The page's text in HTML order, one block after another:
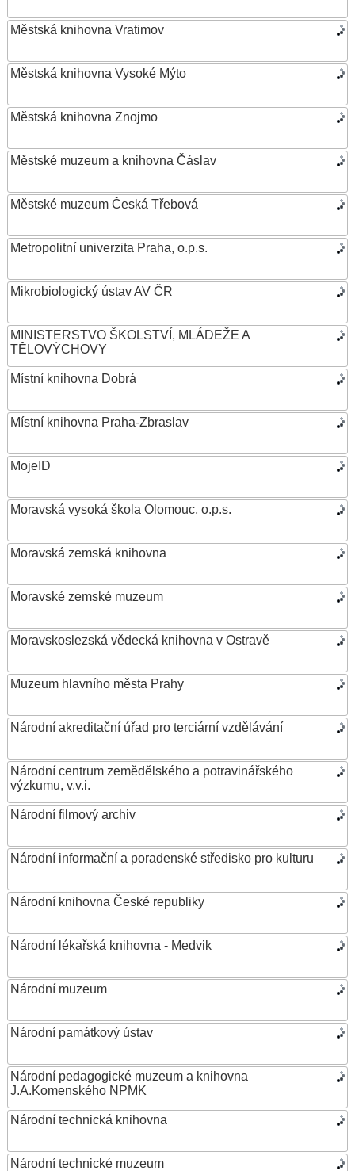
Městská knihovna Vratimov
Městská knihovna Vysoké Mýto
Městská knihovna Znojmo
Městské muzeum a knihovna Čáslav
Městské muzeum Česká Třebová
Metropolitní univerzita Praha, o.p.s.
Mikrobiologický ústav AV ČR
MINISTERSTVO ŠKOLSTVÍ, MLÁDEŽE A
TĚLOVÝCHOVY
Místní knihovna Dobrá
Místní knihovna Praha-Zbraslav
MojeID
Moravská vysoká škola Olomouc, o.p.s.
Moravská zemská knihovna
Moravské zemské muzeum
Moravskoslezská vědecká knihovna v Ostravě
Muzeum hlavního města Prahy
Národní akreditační úřad pro terciární vzdělávání
Národní centrum zemědělského a potravinářského
výzkumu, v.v.i.
Národní filmový archiv
Národní informační a poradenské středisko pro kulturu
Národní knihovna České republiky
Národní lékařská knihovna - Medvik
Národní muzeum
Národní památkový ústav
Národní pedagogické muzeum a knihovna
J.A.Komenského NPMK
Národní technická knihovna
Národní technické muzeum